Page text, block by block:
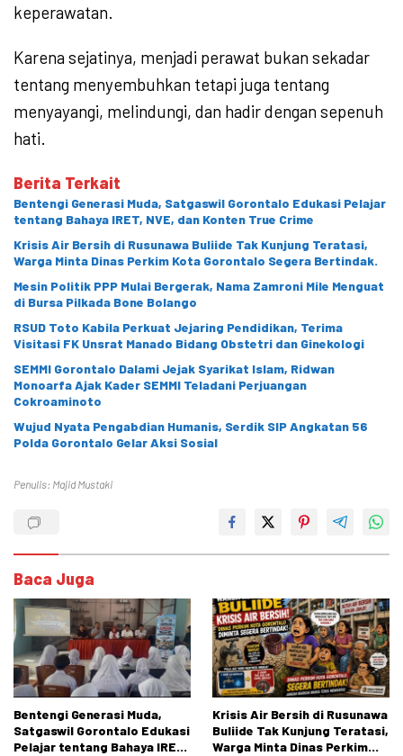
keperawatan.
Karena sejatinya, menjadi perawat bukan sekadar
tentang menyembuhkan tetapi juga tentang
menyayangi, melindungi, dan hadir dengan sepenuh
hati.
Berita Terkait
Bentengi Generasi Muda, Satgaswil Gorontalo Edukasi Pelajar
tentang Bahaya IRET, NVE, dan Konten True Crime
Krisis Air Bersih di Rusunawa Buliide Tak Kunjung Teratasi,
Warga Minta Dinas Perkim Kota Gorontalo Segera Bertindak.
Mesin Politik PPP Mulai Bergerak, Nama Zamroni Mile Menguat
di Bursa Pilkada Bone Bolango
RSUD Toto Kabila Perkuat Jejaring Pendidikan, Terima
Visitasi FK Unsrat Manado Bidang Obstetri dan Ginekologi
SEMMI Gorontalo Dalami Jejak Syarikat Islam, Ridwan
Monoarfa Ajak Kader SEMMI Teladani Perjuangan
Cokroaminoto
Wujud Nyata Pengabdian Humanis, Serdik SIP Angkatan 56
Polda Gorontalo Gelar Aksi Sosial
Penulis: Majid Mustaki
Baca Juga
Bentengi Generasi Muda,
Satgaswil Gorontalo Edukasi
Pelajar tentang Bahaya IRET,
Krisis Air Bersih di Rusunawa
Buliide Tak Kunjung Teratasi,
Warga Minta Dinas Perkim